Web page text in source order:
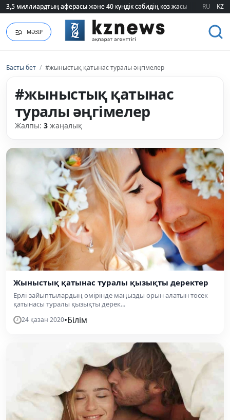
3,5 миллиардтың аферасы және 40 күндік сәбидің көз жасы:
3,5 миллиардтың аферасы және 40 күндік сәбидің көз жасы: RU KZ
МӘЗІР
Басты бет / #жыныстық қатынас туралы əңгімелер
#жыныстық қатынас
туралы əңгімелер
Жалпы: 3 жаңалық
Жыныстық қатынас туралы қызықты деректер
Ерлі-зайыптылардың өмірінде маңызды орын алатын төсек
қатынасы туралы қызықты дерек...
24 қазан 2020•Білім